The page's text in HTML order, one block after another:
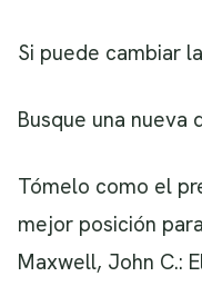
Si puede cambiar
Busque una nueva
Tómelo como el
mejor posición
Maxwell, John C.: